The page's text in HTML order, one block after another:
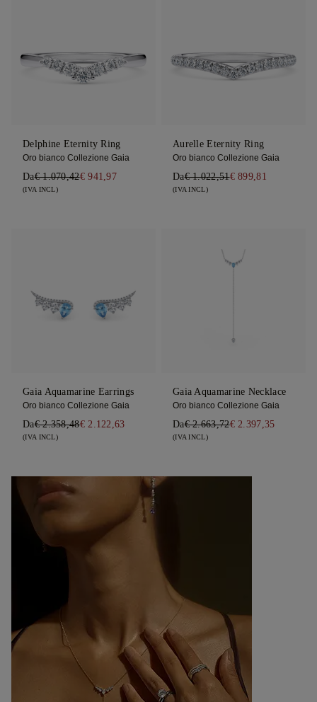
Delphine Eternity Ring
Oro bianco Collezione Gaia
Da€ 1.070,42€ 941,97
(IVA INCL)
Aurelle Eternity Ring
Oro bianco Collezione Gaia
Da€ 1.022,51€ 899,81
(IVA INCL)
Gaia Aquamarine Earrings
Oro bianco Collezione Gaia
Da€ 2.358,48€ 2.122,63
(IVA INCL)
Gaia Aquamarine Necklace
Oro bianco Collezione Gaia
Da€ 2.663,72€ 2.397,35
(IVA INCL)